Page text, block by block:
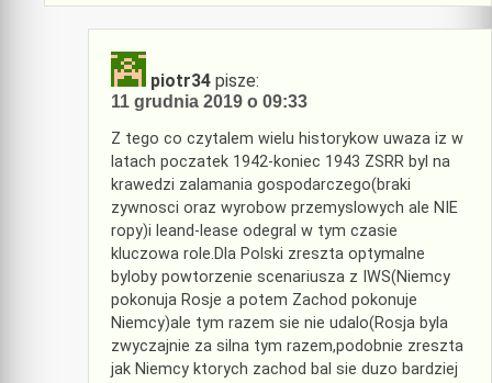
piotr34 pisze:
11 grudnia 2019 o 09:33
Z tego co czytalem wielu historykow uwaza iz w
latach poczatek 1942-koniec 1943 ZSRR byl na
krawedzi zalamania gospodarczego(braki
zywnosci oraz wyrobow przemyslowych ale NIE
ropy)i leand-lease odegral w tym czasie
kluczowa role.Dla Polski zreszta optymalne
byloby powtorzenie scenariusza z IWS(Niemcy
pokonuja Rosje a potem Zachod pokonuje
Niemcy)ale tym razem sie nie udalo(Rosja byla
zwyczajnie za silna tym razem,podobnie zreszta
jak Niemcy ktorych zachod bal sie duzo bardziej